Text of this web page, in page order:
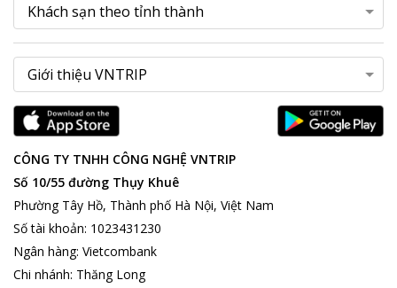
CÔNG TY TNHH CÔNG NGHỆ VNTRIP
Số 10/55 đường Thụy Khuê
Phường Tây Hồ, Thành phố Hà Nội, Việt Nam
Số tài khoản: 1023431230
Ngân hàng: Vietcombank
Chi nhánh: Thăng Long